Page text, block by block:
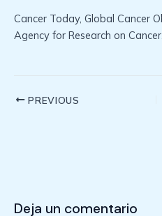
Cancer Today, Global Cancer
Agency for Research on Cancer.
PostPREVIOUS
Deja un comentario